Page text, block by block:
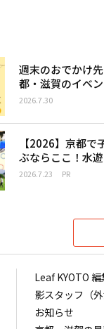
週末のおでかけ
都・滋賀のイベ
2026.7.30
【2026】京都で
ぶならここ！水
2026.7.23 PR
Leaf KYOTO
影スタッフ（
お知らせ